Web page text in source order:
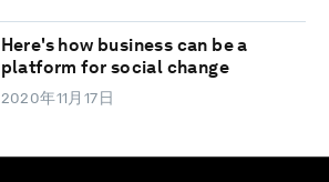
Here's how business can be a
platform for social change
2020年11月17日